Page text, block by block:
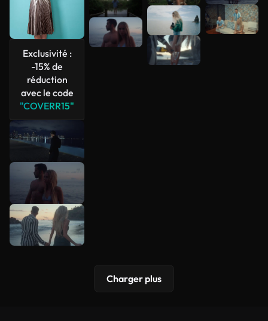
Exclusivité :
-15% de
réduction
avec le code
"COVERR15"
Charger plus